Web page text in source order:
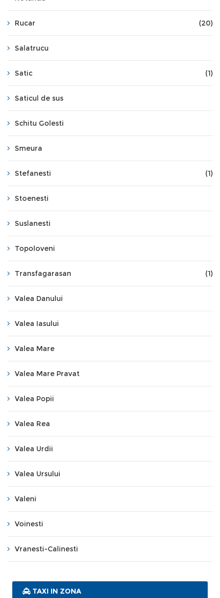
Rucar (20)
Salatrucu
Satic (1)
Saticul de sus
Schitu Golesti
Smeura
Stefanesti (1)
Stoenesti
Suslanesti
Topoloveni
Transfagarasan (1)
Valea Danului
Valea Iasului
Valea Mare
Valea Mare Pravat
Valea Popii
Valea Rea
Valea Urdii
Valea Ursului
Valeni
Voinesti
Vranesti-Calinesti
TAXI IN ZONA